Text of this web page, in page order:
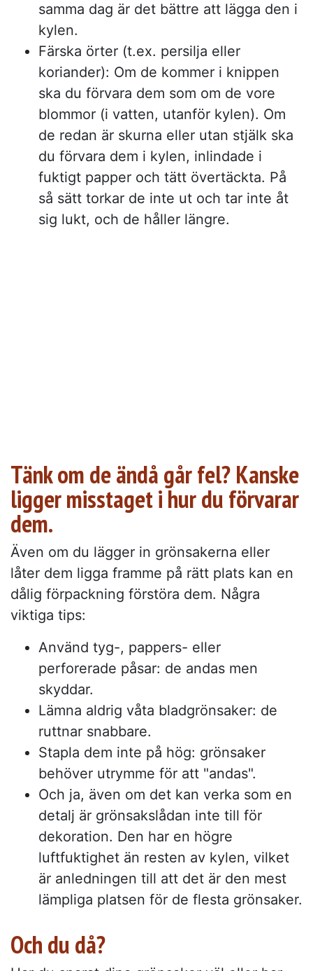
samma dag är det bättre att lägga den i
kylen.
Färska örter (t.ex. persilja eller
koriander): Om de kommer i knippen
ska du förvara dem som om de vore
blommor (i vatten, utanför kylen). Om
de redan är skurna eller utan stjälk ska
du förvara dem i kylen, inlindade i
fuktigt papper och tätt övertäckta. På
så sätt torkar de inte ut och tar inte åt
sig lukt, och de håller längre.
Tänk om de ändå går fel? Kanske
ligger misstaget i hur du förvarar
dem.
Även om du lägger in grönsakerna eller
låter dem ligga framme på rätt plats kan en
dålig förpackning förstöra dem. Några
viktiga tips:
Använd tyg-, pappers- eller
perforerade påsar: de andas men
skyddar.
Lämna aldrig våta bladgrönsaker: de
ruttnar snabbare.
Stapla dem inte på hög: grönsaker
behöver utrymme för att "andas".
Och ja, även om det kan verka som en
detalj är grönsakslådan inte till för
dekoration. Den har en högre
luftfuktighet än resten av kylen, vilket
är anledningen till att det är den mest
lämpliga platsen för de flesta grönsaker.
Och du då?